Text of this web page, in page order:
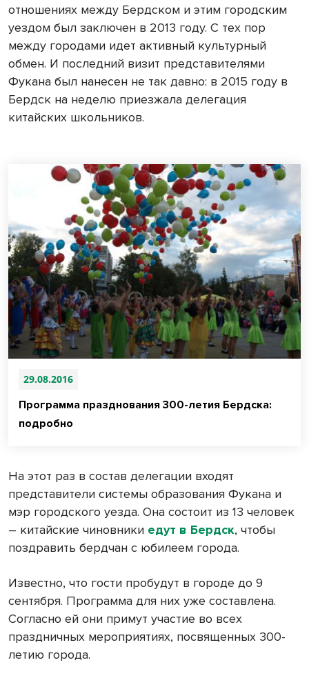
отношениях между Бердском и этим городским
уездом был заключен в 2013 году. С тех пор
между городами идет активный культурный
обмен. И последний визит представителями
Фукана был нанесен не так давно: в 2015 году в
Бердск на неделю приезжала делегация
китайских школьников.
29.08.2016
Программа празднования 300-летия Бердска:
подробно
На этот раз в состав делегации входят
представители системы образования Фукана и
мэр городского уезда. Она состоит из 13 человек
– китайские чиновники едут в Бердск, чтобы
поздравить бердчан с юбилеем города.
Известно, что гости пробудут в городе до 9
сентября. Программа для них уже составлена.
Согласно ей они примут участие во всех
праздничных мероприятиях, посвященных 300-
летию города.